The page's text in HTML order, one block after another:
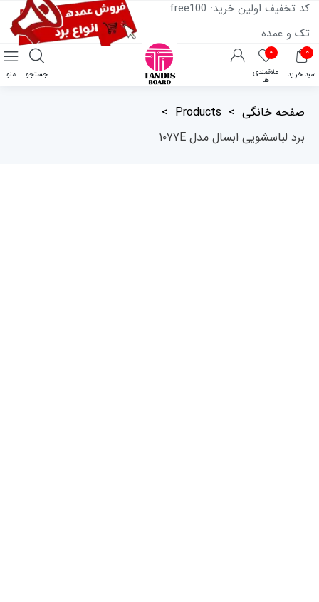
کد تخفیف اولین خرید: free100
تک و عمده
۰
سبد خرید
۰
علاقمندی
ها
منو جستجو
صفحه خانگی >
Products
>
برد لباسشویی ابسال مدل ۱۰۷۷E